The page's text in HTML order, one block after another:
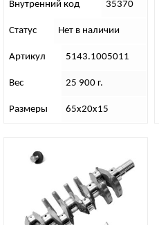
Внутренний код 35370
Статус Нет в наличии
Артикул 5143.1005011
Вес 25 900 г.
Размеры 65х20х15